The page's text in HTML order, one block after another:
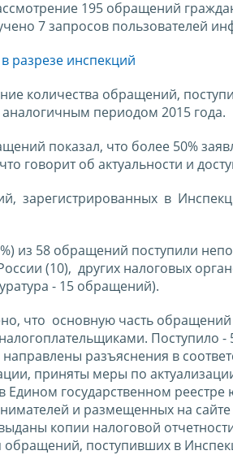
195 обращений
7 запросов пользователей
разрезе инспекций
количества обращений,
периодом 2015 года.
показал, что более 50%
говорит об актуальности и
зарегистрированных в
из 58 обращений поступили
(10), других налоговых
- 15 обращений).
что основную часть
Поступило
разъяснения в
приняты меры по
Едином государственном
и размещенных на
копии налоговой
обращений, поступивших в